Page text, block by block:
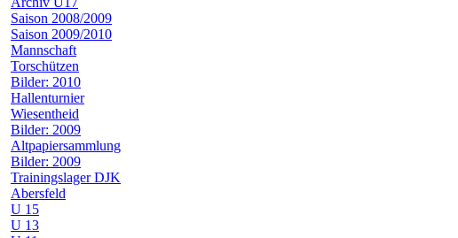
Saison 2008/2009
Saison 2009/2010
Mannschaft
Torschützen
Bilder: 2010
Hallenturnier
Wiesentheid
Bilder: 2009
Altpapiersammlung
Bilder: 2009
Trainingslager DJK
Abersfeld
U 15
U 13